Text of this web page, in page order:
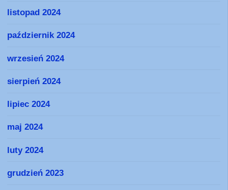
listopad 2024
październik 2024
wrzesień 2024
sierpień 2024
lipiec 2024
maj 2024
luty 2024
grudzień 2023